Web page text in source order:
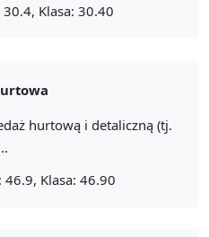
30.4, Klasa: 30.40
hurtową i detaliczną (tj.
46.9, Klasa: 46.90